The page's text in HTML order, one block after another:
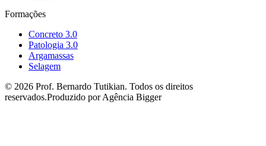
Formações
Concreto 3.0
Patologia 3.0
Argamassas
Selagem
© 2026 Prof. Bernardo Tutikian. Todos os direitos
reservados.Produzido por Agência Bigger